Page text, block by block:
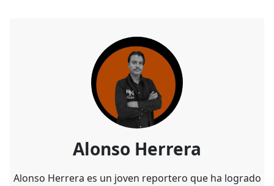
Alonso Herrera
Alonso Herrera es un joven reportero que ha logrado